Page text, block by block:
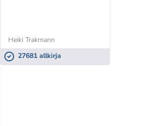
Heiki Trakmann
27681 allkirja